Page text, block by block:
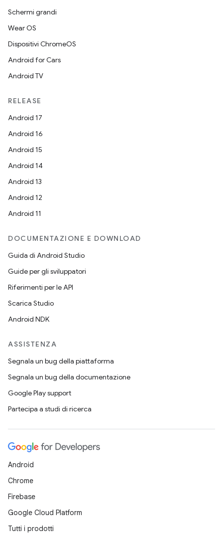
Schermi grandi
Wear OS
Dispositivi ChromeOS
Android for Cars
Android TV
RELEASE
Android 17
Android 16
Android 15
Android 14
Android 13
Android 12
Android 11
DOCUMENTAZIONE E DOWNLOAD
Guida di Android Studio
Guide per gli sviluppatori
Riferimenti per le API
Scarica Studio
Android NDK
ASSISTENZA
Segnala un bug della piattaforma
Segnala un bug della documentazione
Google Play support
Partecipa a studi di ricerca
Android
Chrome
Firebase
Google Cloud Platform
Tutti i prodotti